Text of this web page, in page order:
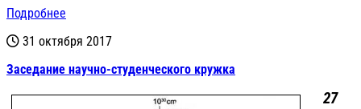
Подробнее
31 октября 2017
Заседание научно-студенческого кружка
27